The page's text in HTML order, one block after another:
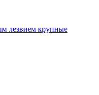
лезвием крупные